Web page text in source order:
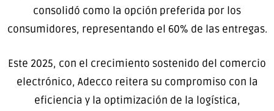
consolidó como la opción preferida por los
consumidores, representando el 60% de las entregas.
Este 2025, con el crecimiento sostenido del comercio
electrónico, Adecco reitera su compromiso con la
eficiencia y la optimización de la logística,